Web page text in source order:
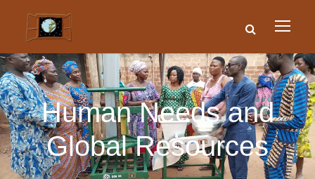
Human Needs and
Global Resources